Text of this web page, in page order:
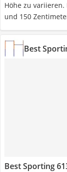
Höhe zu
und 150
Best
Best Sporting